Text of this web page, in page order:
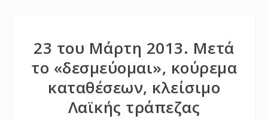
23 του Μάρτη 2013. Μετά
το «δεσμεύομαι», κούρεμα
καταθέσεων, κλείσιμο
Λαϊκής τράπεζας